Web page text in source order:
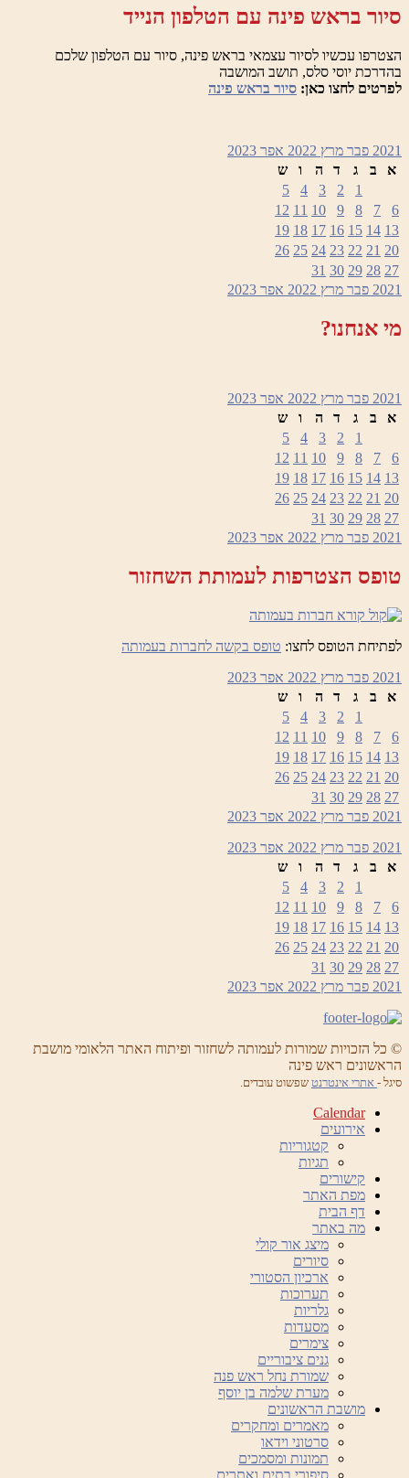
סיור בראש פינה עם הטלפון הנייד
הצטרפו עכשיו לסיור עצמאי בראש פינה, סיור עם הטלפון שלכם
בהדרכת יוסי סלס, תושב המושבה
לפרטים לחצו כאן: סיור בראש פינה
2021 פבר מרץ 2022 אפר 2023
א
ב ג ד ה ו
ש
1
2
3
4
5
6
7
8
9
10
11
12
13
14
15
16
17
18
19
20
21
22
23
24
25
26
27
28
29
30
31
2021 פבר מרץ 2022 אפר 2023
מי אנחנו?
2021 פבר מרץ 2022 אפר 2023
א
ב ג ד ה ו
ש
1
2
3
4
5
6
7
8
9
10
11
12
13
14
15
16
17
18
19
20
21
22
23
24
25
26
27
28
29
30
31
2021 פבר מרץ 2022 אפר 2023
טופס הצטרפות לעמותת השחזור
לפתיחת הטופס לחצו: טופס בקשה לחברות בעמותה
2021 פבר מרץ 2022 אפר 2023
א
ב ג ד ה ו
ש
1
2
3
4
5
6
7
8
9
10
11
12
13
14
15
16
17
18
19
20
21
22
23
24
25
26
27
28
29
30
31
2021 פבר מרץ 2022 אפר 2023
2021 פבר מרץ 2022 אפר 2023
א
ב ג ד ה ו
ש
1
2
3
4
5
6
7
8
9
10
11
12
13
14
15
16
17
18
19
20
21
22
23
24
25
26
27
28
29
30
31
2021 פבר מרץ 2022 אפר 2023
© כל הזכויות שמורות לעמותה לשחזור ופיתוח האתר הלאומי מושבת
הראשונים ראש פינה
סיגל - אתרי אינטרנט שפשוט עובדים.
Calendar
אירועים
קטגוריות
תגיות
קישורים
מפת האתר
דף הבית
מה באתר
מיצג אור קולי
סיורים
ארכיון הסטורי
תערוכות
גלריות
מסעדות
צימרים
גנים ציבוריים
שמורת נחל ראש פנה
מערת שלמה בן יוסף
מושבת הראשונים
מאמרים ומחקרים
סרטוני וידאו
תמונות ומסמכים
סיפורי בתים ואתרים